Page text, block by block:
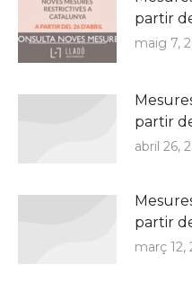
partir
maig 7,
partir
abril 26,
partir
març 12,